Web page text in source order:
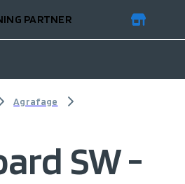
PARTNER
Agrafage
SW -